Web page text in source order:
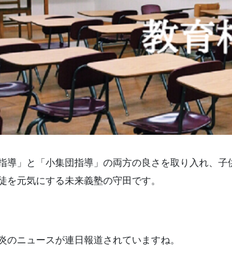
指導」と「小集団指導」の両方の良さを取り入れ、
を元気にする未来義塾の守田です。
のニュースが連日報道されていますね。